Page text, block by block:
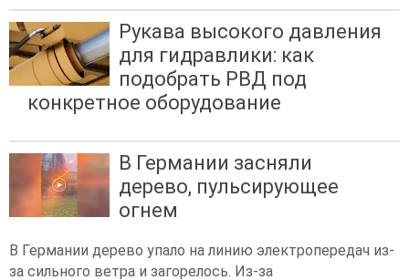
Рукава высокого давления
для гидравлики: как
подобрать РВД под
конкретное оборудование
В Германии засняли
дерево, пульсирующее
огнем
В Германии дерево упало на линию электропередач из-
за сильного ветра и загорелось. Из-за